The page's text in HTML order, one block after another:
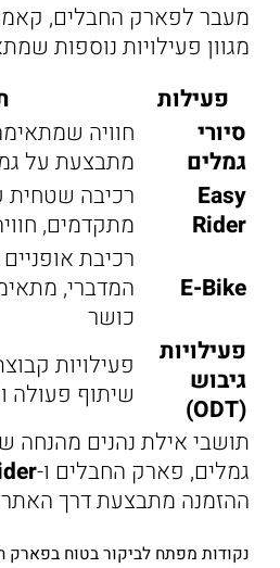
מעבר לפארק החבלים,
מגוון פעילויות נוספות
פעילות
סיורי
גמלים
חוויה
מתבצעת על
Easy
Rider
רכיבה שטחית
מתקדמים,
E-Bike
רכיבת
המדברי,
כושר
פעילויות
גיבוש
(ODT)
פעילויות
שיתוף פעולה
גמלים, פארק החבלים ו-
ההזמנה מתבצעת דרך
נקודות מפתח לביקור בטוח בפארק